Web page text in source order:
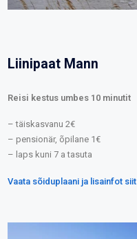
Liinipaat Mann
Reisi kestus umbes 10 minutit
– täiskasvanu 2€
– pensionär, õpilane 1€
– laps kuni 7 a tasuta
Vaata sõiduplaani ja lisainfot siit